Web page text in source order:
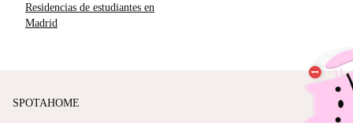
Residencias de estudiantes en
Madrid
SPOTAHOME